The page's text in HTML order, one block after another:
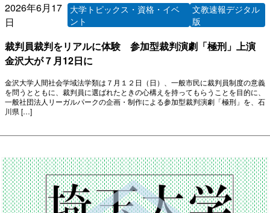
2026年6月17
日
大学トピックス・資格・イベ
ント
文教速報デジタル
版
裁判員裁判をリアルに体験 参加型裁判演劇「極刑」上演
金沢大が７月12日に
金沢大学人間社会学域法学類は７月１２日（日）、一般市民に裁判員制度の意義
を問うとともに、裁判員に選ばれたときの心構えを持ってもらうことを目的に、
一般社団法人リーガルパークの企画・制作による参加型裁判演劇「極刑」を、石
川県 […]